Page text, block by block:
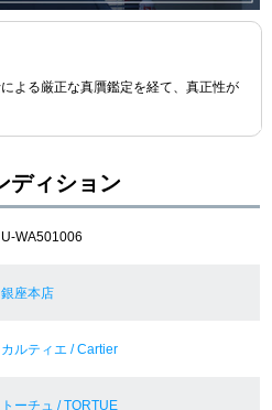
よる厳正な真贋鑑定を経て、真正性が
ディション
U-WA501006
銀座本店
カルティエ / Cartier
トーチュ / TORTUE